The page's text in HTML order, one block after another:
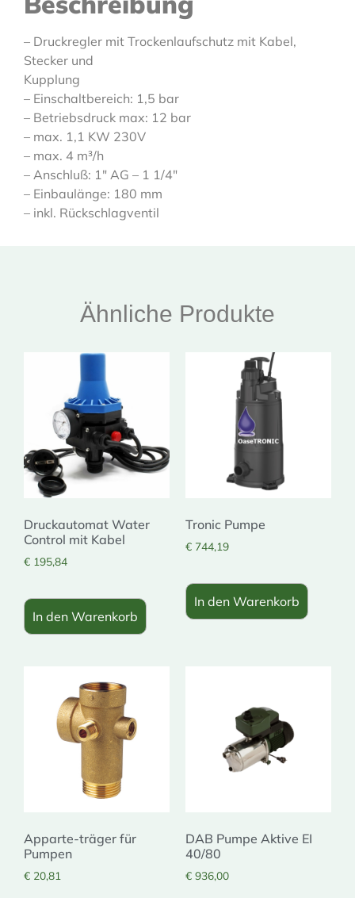
– Druckregler mit Trockenlaufschutz mit Kabel,
Stecker und
Kupplung
– Einschaltbereich: 1,5 bar
– Betriebsdruck max: 12 bar
– max. 1,1 KW 230V
– max. 4 m³/h
– Anschluß: 1″ AG – 1 1/4″
– Einbaulänge: 180 mm
– inkl. Rückschlagventil
Ähnliche Produkte
Druckautomat Water
Control mit Kabel
€ 195,84
In den Warenkorb
Tronic Pumpe
€ 744,19
In den Warenkorb
Apparte-träger für
Pumpen
€ 20,81
DAB Pumpe Aktive EI
40/80
€ 936,00